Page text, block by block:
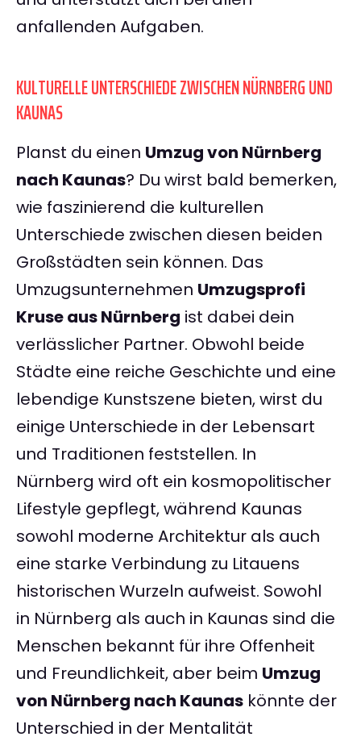
anfallenden Aufgaben.
KULTURELLE UNTERSCHIEDE ZWISCHEN NÜRNBERG UND
KAUNAS
Planst du einen Umzug von Nürnberg
nach Kaunas? Du wirst bald bemerken,
wie faszinierend die kulturellen
Unterschiede zwischen diesen beiden
Großstädten sein können. Das
Umzugsunternehmen Umzugsprofi
Kruse aus Nürnberg ist dabei dein
verlässlicher Partner. Obwohl beide
Städte eine reiche Geschichte und eine
lebendige Kunstszene bieten, wirst du
einige Unterschiede in der Lebensart
und Traditionen feststellen. In
Nürnberg wird oft ein kosmopolitischer
Lifestyle gepflegt, während Kaunas
sowohl moderne Architektur als auch
eine starke Verbindung zu Litauens
historischen Wurzeln aufweist. Sowohl
in Nürnberg als auch in Kaunas sind die
Menschen bekannt für ihre Offenheit
und Freundlichkeit, aber beim Umzug
von Nürnberg nach Kaunas könnte der
Unterschied in der Mentalität